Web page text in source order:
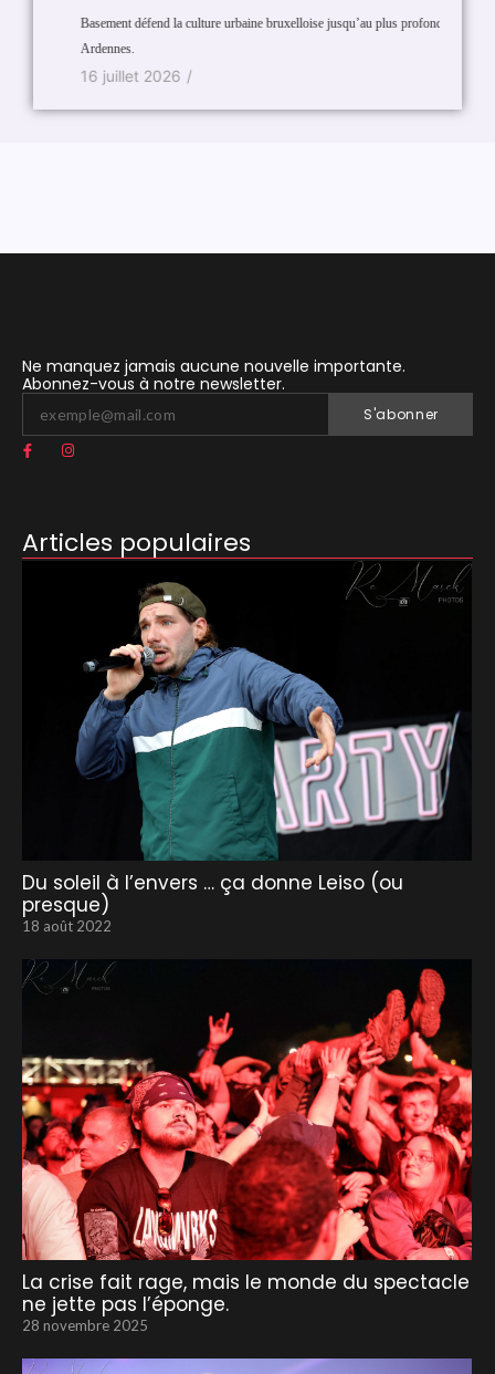
Basement défend la culture urbaine bruxelloise jusqu’au plus profond des
Ardennes.
16 juillet 2026 /
Ne manquez jamais aucune nouvelle importante.
Abonnez-vous à notre newsletter.
S'abonner
Articles populaires
Du soleil à l’envers … ça donne Leiso (ou
presque)
18 août 2022
La crise fait rage, mais le monde du spectacle
ne jette pas l’éponge.
28 novembre 2025